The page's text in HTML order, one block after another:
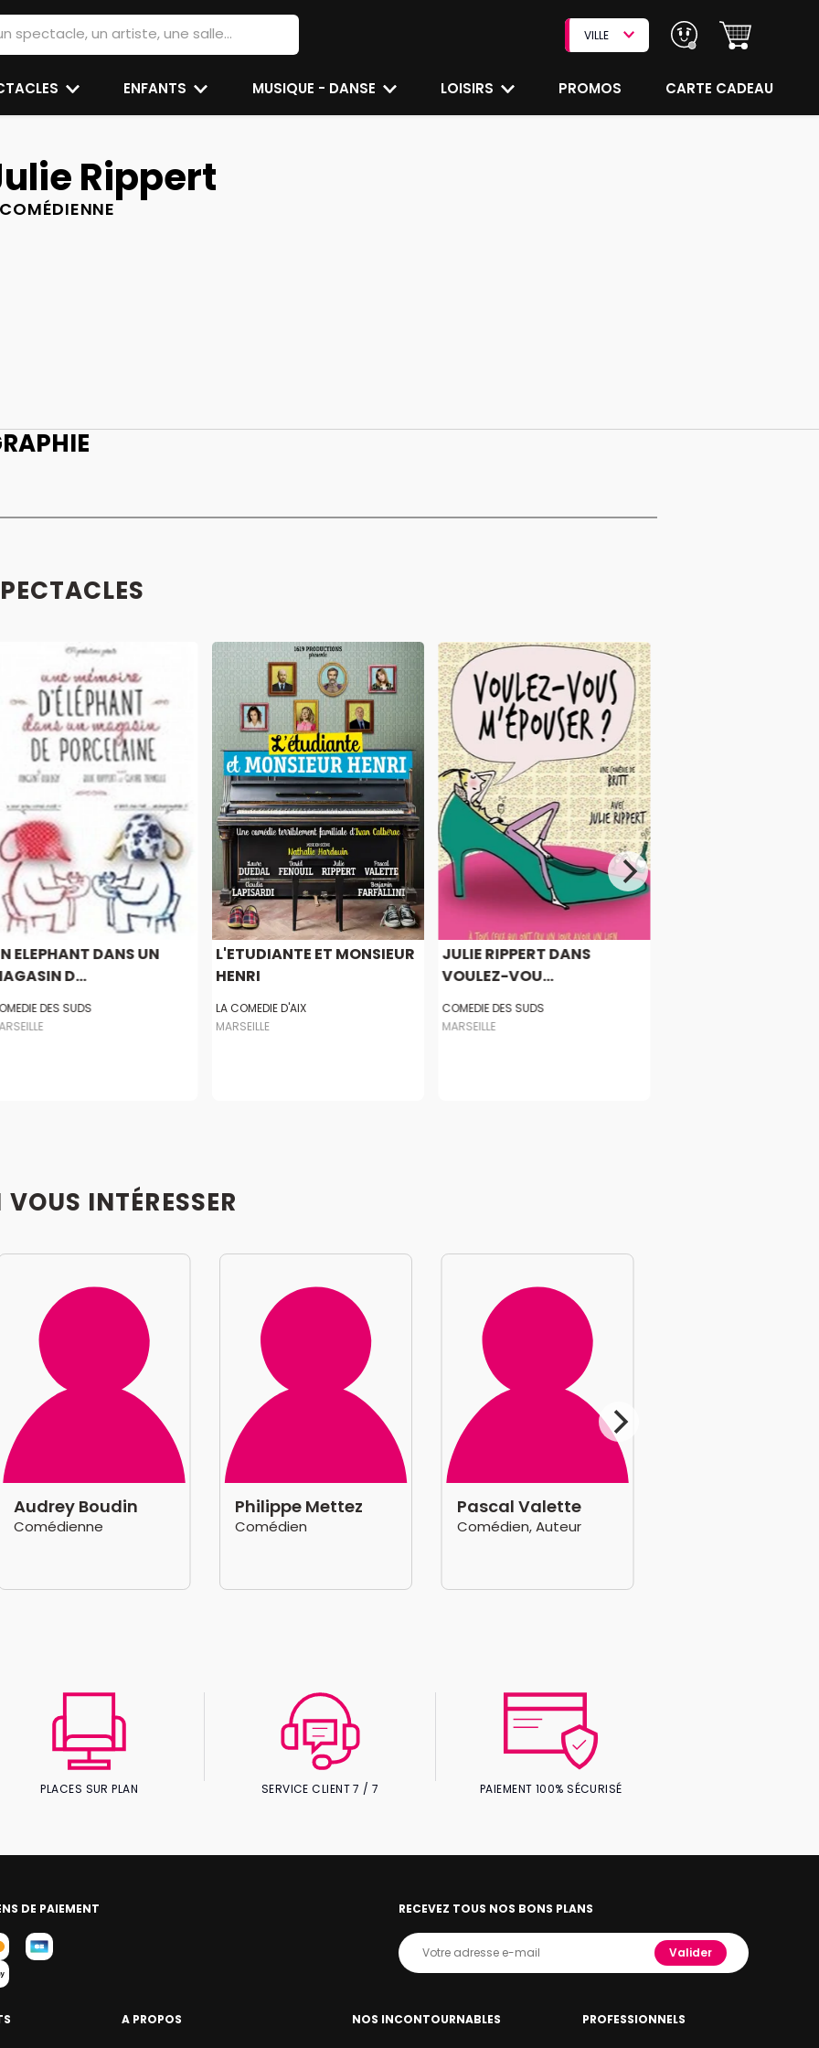
VILLE
ENFANTS MUSIQUE - DANSE LOISIRS PROMOS CARTE CADEAU
Rippert
ELEPHANT DANS UN
D...
DES SUDS
L'ETUDIANTE ET MONSIEUR
HENRI
LA COMEDIE D'AIX
MARSEILLE
JULIE RIPPERT DANS
VOULEZ-VOU...
COMEDIE DES SUDS
MARSEILLE
INTÉRESSER
Audrey Boudin
Comédienne
Philippe Mettez
Comédien
Pascal Valette
Comédien, Auteur
PLACES SUR PLAN SERVICE CLIENT 7 / 7 PAIEMENT 100% SÉCURISÉ
DE PAIEMENT RECEVEZ TOUS NOS BONS PLANS
Valider
A PROPOS NOS INCONTOURNABLES PROFESSIONNELS